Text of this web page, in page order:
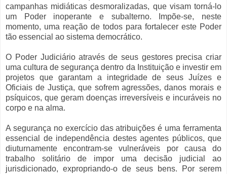
campanhas midiáticas desmoralizadas, que visam torná-lo
um Poder inoperante e subalterno. Impõe-se, neste
momento, uma reação de todos para fortalecer este Poder
tão essencial ao sistema democrático.
O Poder Judiciário através de seus gestores precisa criar
uma cultura de segurança dentro da Instituição e investir em
projetos que garantam a integridade de seus Juízes e
Oficiais de Justiça, que sofrem agressões, danos morais e
psíquicos, que geram doenças irreversíveis e incuráveis no
corpo e na alma.
A segurança no exercício das atribuições é uma ferramenta
essencial de independência destes agentes públicos, que
diuturnamente encontram-se vulneráveis por causa do
trabalho solitário de impor uma decisão judicial ao
jurisdicionado, expropriando-o de seus bens. Por serem